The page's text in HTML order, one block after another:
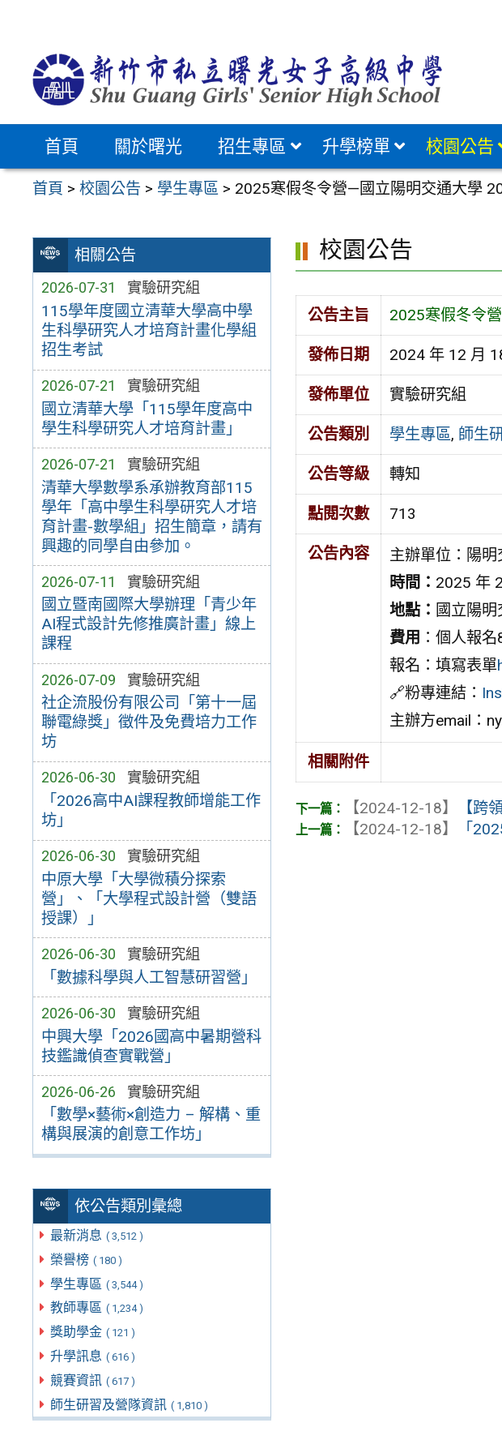
首頁 關於曙光 招生專區 升學榜單 校園公告
首頁 >校園公告 > 學生專區 > 2025寒假冬令營—國立陽明交通大學
相關公告
2026-07-31 實驗研究組
115學年度國立清華大學高中學
生科學研究人才培育計畫化學組
招生考試
2026-07-21 實驗研究組
國立清華大學「115學年度高中
學生科學研究人才培育計畫」
2026-07-21 實驗研究組
清華大學數學系承辦教育部115
學年「高中學生科學研究人才培
育計畫-數學組」招生簡章，請有
興趣的同學自由參加。
2026-07-11 實驗研究組
國立暨南國際大學辦理「青少年
AI程式設計先修推廣計畫」線上
課程
2026-07-09 實驗研究組
社企流股份有限公司「第十一屆
聯電綠獎」徵件及免費培力工作
坊
2026-06-30 實驗研究組
「2026高中AI課程教師增能工作
坊」
2026-06-30 實驗研究組
中原大學「大學微積分探索
營」、「大學程式設計營（雙語
授課）」
2026-06-30 實驗研究組
「數據科學與人工智慧研習營」
2026-06-30 實驗研究組
中興大學「2026國高中暑期營科
技鑑識偵查實戰營」
2026-06-26 實驗研究組
「數學×藝術×創造力 – 解構、重
構與展演的創意工作坊」
依公告類別彙總
最新消息 ( 3,512 )
榮譽榜 ( 180 )
學生專區 ( 3,544 )
教師專區 ( 1,234 )
獎助學金 ( 121 )
升學訊息 ( 616 )
競賽資訊 ( 617 )
師生研習及營隊資訊 ( 1,810 )
校園公告
公告主旨 2025寒假冬令
發佈日期 2024 年 12 月
發佈單位 實驗研究組
公告類別 學生專區, 師生
公告等級 轉知
點閱次數 713
公告內容
主辦單位：陽
時間： 2025 年
地點： 國立陽
費用 ：個人報
報名：填寫表單
🔗粉專連結：
主辦方email：
相關附件
【2024-12-18】
【跨
【2024-12-18】
「